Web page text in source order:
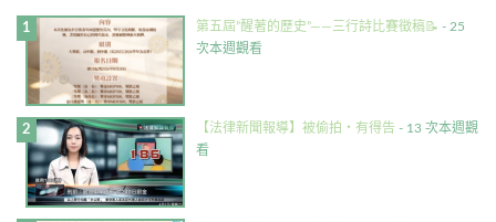
第五屆”醒著的歷史”——三行詩比賽徵稿
- 25
次本週觀看
【法律新聞報導】被偷拍・有得告 - 13 次本週觀
看